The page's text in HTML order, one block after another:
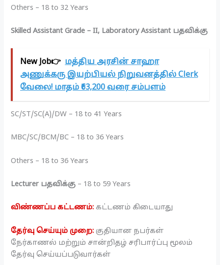
Others – 18 to 32 Years
Skilled Assistant Grade – II, Laboratory Assistant பதவிக்கு
New Job👉 மத்திய அரசின் சாஹா
அணுக்கரு இயற்பியல் நிறுவனத்தில் Clerk
வேலை! மாதம் ₹63,200 வரை சம்பளம்
SC/ST/SC(A)/DW – 18 to 41 Years
MBC/SC/BCM/BC – 18 to 36 Years
Others – 18 to 36 Years
Lecturer பதவிக்கு – 18 to 59 Years
விண்ணப்ப கட்டணம்:கட்டணம் கிடையாது
தேர்வு செய்யும் முறை: குதியான நபர்கள்
நேர்காணல் மற்றும் சான்றிதழ் சரிபார்ப்பு மூலம்
தேர்வு செய்யப்படுவார்கள்